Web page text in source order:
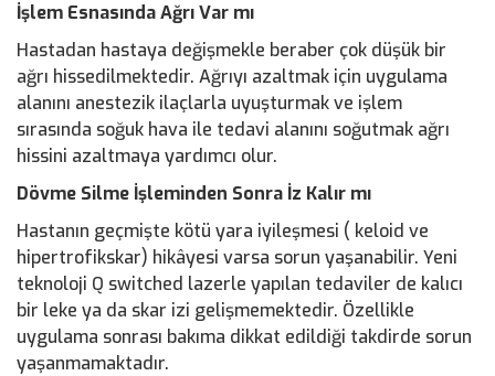
İşlem Esnasında Ağrı Var mı
Hastadan hastaya değişmekle beraber çok düşük bir
ağrı hissedilmektedir. Ağrıyı azaltmak için uygulama
alanını anestezik ilaçlarla uyuşturmak ve işlem
sırasında soğuk hava ile tedavi alanını soğutmak ağrı
hissini azaltmaya yardımcı olur.
Dövme Silme İşleminden Sonra İz Kalır mı
Hastanın geçmişte kötü yara iyileşmesi ( keloid ve
hipertrofikskar) hikâyesi varsa sorun yaşanabilir. Yeni
teknoloji Q switched lazerle yapılan tedaviler de kalıcı
bir leke ya da skar izi gelişmemektedir. Özellikle
uygulama sonrası bakıma dikkat edildiği takdirde sorun
yaşanmamaktadır.